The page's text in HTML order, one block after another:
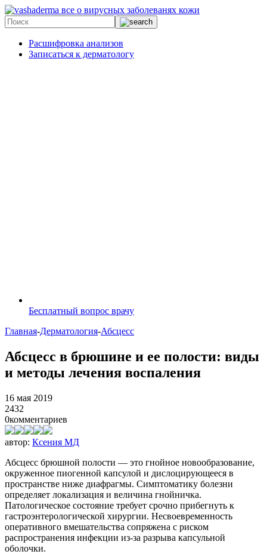
все о вирусных заболеванях кожи
Расшифровка анализов
Записаться к дерматологу
Бесплатный вопрос врачу
Главная-Дерматология-Абсцесс
Абсцесс в брюшине и ее полости: виды
и методы лечения воспаления
16 мая 2019
2432
0комментариев
автор: Ксения МД
Абсцесс брюшной полости — это гнойное новообразование,
окруженное пиогенной капсулой и дислоцирующееся в
пространстве ниже диафрагмы. Симптоматику болезни
определяет локализация и величина гнойничка.
Патологическое состояние требует срочно прибегнуть к
гастроэнтерологической хирургии. Несвоевременность
оперативного вмешательства сопряжена с риском
распространения инфекции из-за разрыва капсульной
оболочки.